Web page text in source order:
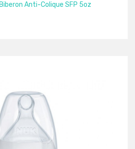
Anti-Colique SFP 5oz